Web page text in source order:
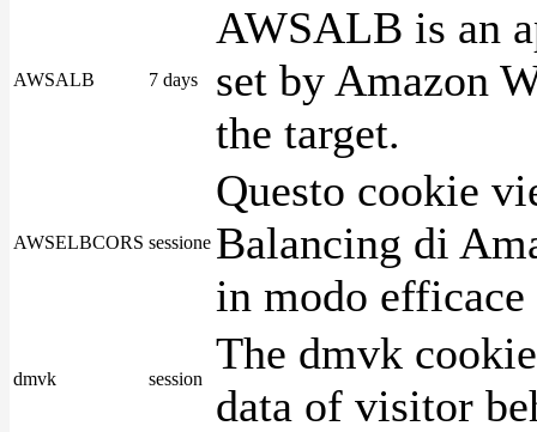
AWSALB 7 days
AWSALB is an
set by Amazon
the target.
AWSELBCORS sessione
Questo cookie
Balancing di
in modo
dmvk session
The dmvk
data of visitor